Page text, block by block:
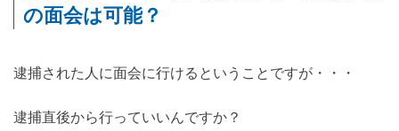
の面会は可能？
逮捕された人に面会に行けるということですが・・・
逮捕直後から行っていいんですか？